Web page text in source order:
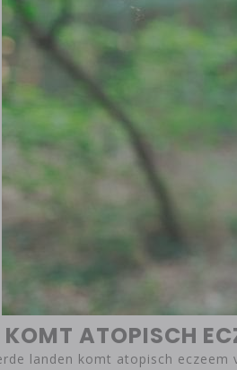
ATOPISCH
landen komt atopisch